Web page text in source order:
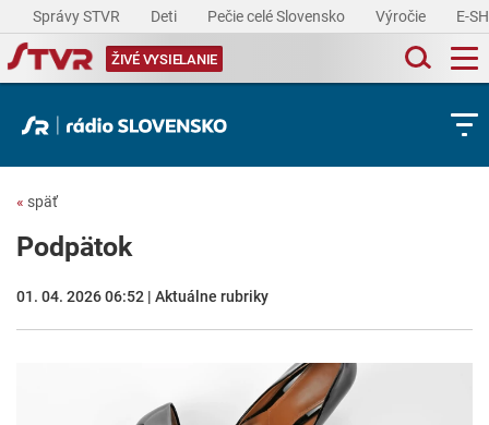
Správy STVR Deti Pečie celé Slovensko Výročie E-
ŽIVÉ VYSIELANIE
« späť
Podpätok
01. 04. 2026 06:52 | Aktuálne rubriky